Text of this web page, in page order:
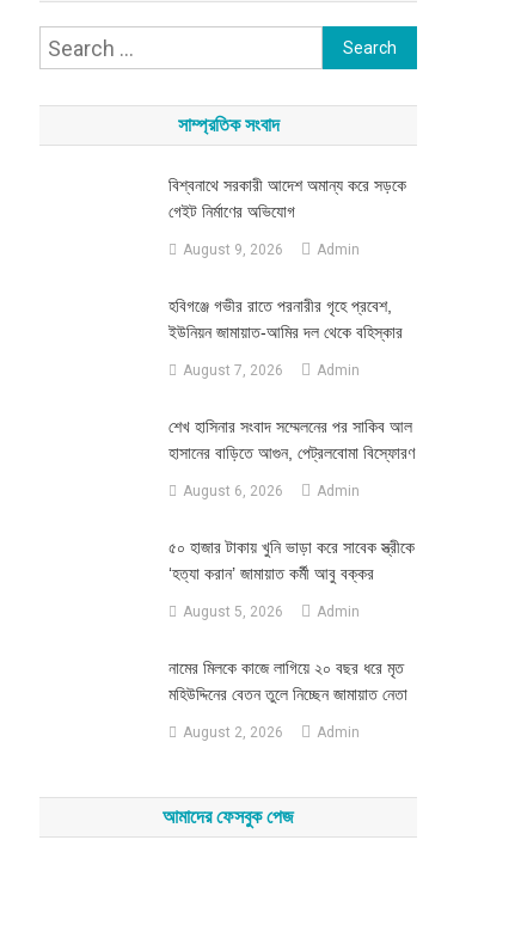
Search
সাম্প্রতিক সংবাদ
বিশ্বনাথে সরকারী আদেশ অমান্য করে সড়কে
গেইট নির্মাণের অভিযোগ
August 9, 2026 Admin
হবিগঞ্জে গভীর রাতে পরনারীর গৃহে প্রবেশ,
ইউনিয়ন জামায়াত-আমির দল থেকে বহিস্কার
August 7, 2026 Admin
শেখ হাসিনার সংবাদ সম্মেলনের পর সাকিব আল
হাসানের বাড়িতে আগুন, পেট্রলবোমা বিস্ফোরণ
August 6, 2026 Admin
৫০ হাজার টাকায় খুনি ভাড়া করে সাবেক স্ত্রীকে
‘হত্যা করান’ জামায়াত কর্মী আবু বক্কর
August 5, 2026 Admin
নামের মিলকে কাজে লাগিয়ে ২০ বছর ধরে মৃত
মহিউদ্দিনের বেতন তুলে নিচ্ছেন জামায়াত নেতা
August 2, 2026 Admin
আমাদের ফেসবুক পেজ